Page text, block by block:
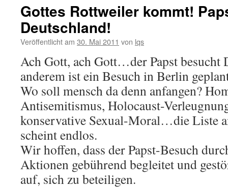
Queere
Gottes Rottweiler kommt!
Deutschland!
Veröffentlicht am 30. Mai 2011 von lqs
Ach Gott, ach Gott…der Papst besucht
anderem ist ein Besuch in Berlin
Wo soll mensch da denn anfangen?
Antisemitismus, Holocaust-
konservative Sexual-Moral…die Liste
scheint endlos.
Wir hoffen, dass der Papst-Besuch
Aktionen gebührend begleitet und
auf, sich zu beteiligen.